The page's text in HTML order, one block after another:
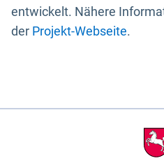
entwickelt. Nähere
der Projekt-Webseite.